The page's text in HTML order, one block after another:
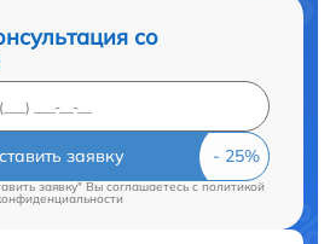
со
заявку
заявку" Вы соглашаетесь cполитикой